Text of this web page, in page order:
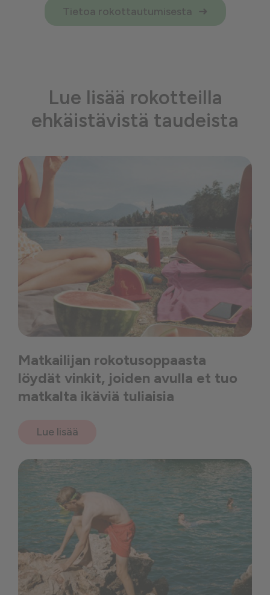
Tietoa rokottautumisesta
Lue lisää rokotteilla
ehkäistävistä taudeista
Matkailijan rokotusoppaasta
löydät vinkit, joiden avulla et tuo
matkalta ikäviä tuliaisia
Lue lisää